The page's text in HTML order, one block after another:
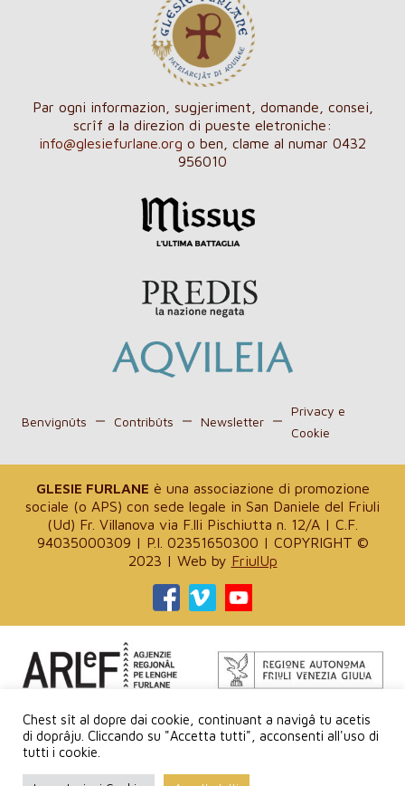
Par ogni informazion, sugjeriment, domande, consei,
scrîf a la direzion di pueste eletroniche:
info@glesiefurlane.org o ben, clame al numar 0432
956010
Benvignûts Contribûts Newsletter
Privacy e
Cookie
GLESIE FURLANE è una associazione di promozione
sociale (o APS) con sede legale in San Daniele del Friuli
(Ud) Fr. Villanova via F.lli Pischiutta n. 12/A | C.F.
94035000309 | P.I. 02351650300 | COPYRIGHT ©
2023 | Web by FriulUp
Furlane e de Regjon Autonome Friûl – Vignesie Julie
Chest sît al dopre dai cookie, continuant a navigâ tu acetis
di doprâju. Cliccando su "Accetta tutti", acconsenti all'uso di
tutti i cookie.